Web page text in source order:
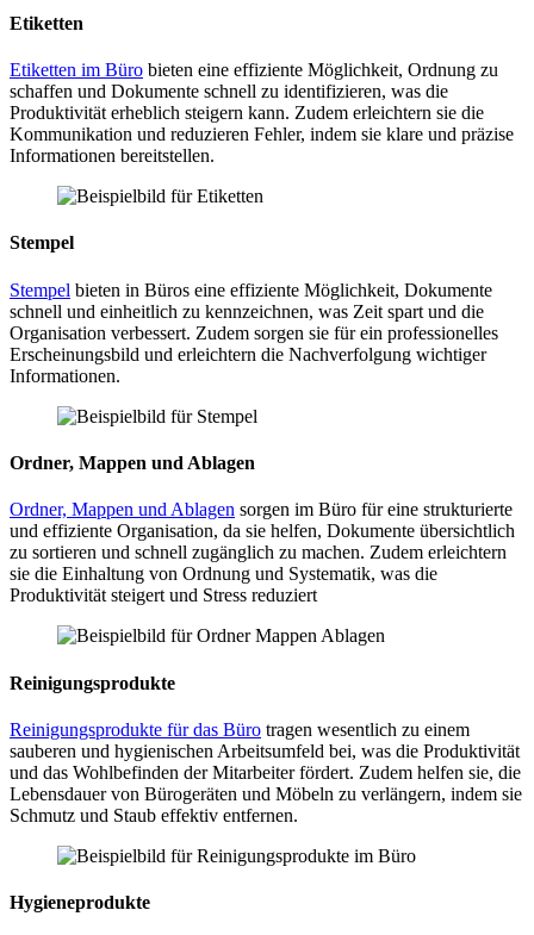
Etiketten
Etiketten im Büro bieten eine effiziente Möglichkeit, Ordnung zu
schaffen und Dokumente schnell zu identifizieren, was die
Produktivität erheblich steigern kann. Zudem erleichtern sie die
Kommunikation und reduzieren Fehler, indem sie klare und präzise
Informationen bereitstellen.
Stempel
Stempel bieten in Büros eine effiziente Möglichkeit, Dokumente
schnell und einheitlich zu kennzeichnen, was Zeit spart und die
Organisation verbessert. Zudem sorgen sie für ein professionelles
Erscheinungsbild und erleichtern die Nachverfolgung wichtiger
Informationen.
Ordner, Mappen und Ablagen
Ordner, Mappen und Ablagen sorgen im Büro für eine strukturierte
und effiziente Organisation, da sie helfen, Dokumente übersichtlich
zu sortieren und schnell zugänglich zu machen. Zudem erleichtern
sie die Einhaltung von Ordnung und Systematik, was die
Produktivität steigert und Stress reduziert
Reinigungsprodukte
Reinigungsprodukte für das Büro tragen wesentlich zu einem
sauberen und hygienischen Arbeitsumfeld bei, was die Produktivität
und das Wohlbefinden der Mitarbeiter fördert. Zudem helfen sie, die
Lebensdauer von Bürogeräten und Möbeln zu verlängern, indem sie
Schmutz und Staub effektiv entfernen.
Hygieneprodukte